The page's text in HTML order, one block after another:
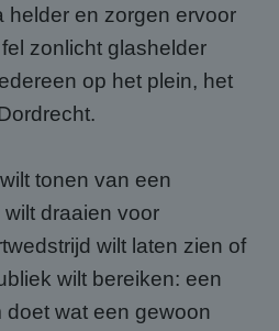
helder en zorgen ervoor
zonlicht glashelder
op het plein, het
tonen van een
draaien voor
wilt laten zien of
wilt bereiken: een
wat een gewoon